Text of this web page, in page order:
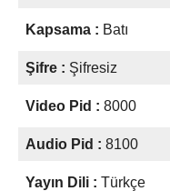
Kapsama : Batı
Şifre : Şifresiz
Video Pid : 8000
Audio Pid : 8100
Yayın Dili : Türkçe